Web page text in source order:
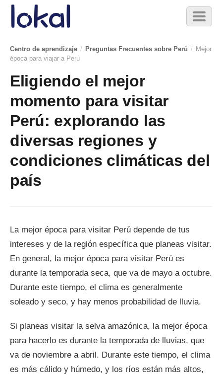
Skip to main content
Toggle
Centro de aprendizaje / Preguntas Frecuentes sobre Perú / Mejor
época para viajar a Perú
Eligiendo el mejor
momento para visitar
Perú: explorando las
diversas regiones y
condiciones climáticas del
país
La mejor época para visitar Perú depende de tus
intereses y de la región específica que planeas visitar.
En general, la mejor época para visitar Perú es
durante la temporada seca, que va de mayo a octubre.
Durante este tiempo, el clima es generalmente
soleado y seco, y hay menos probabilidad de lluvia.
Si planeas visitar la selva amazónica, la mejor época
para hacerlo es durante la temporada de lluvias, que
va de noviembre a abril. Durante este tiempo, el clima
es más cálido y húmedo, y los ríos están más altos,